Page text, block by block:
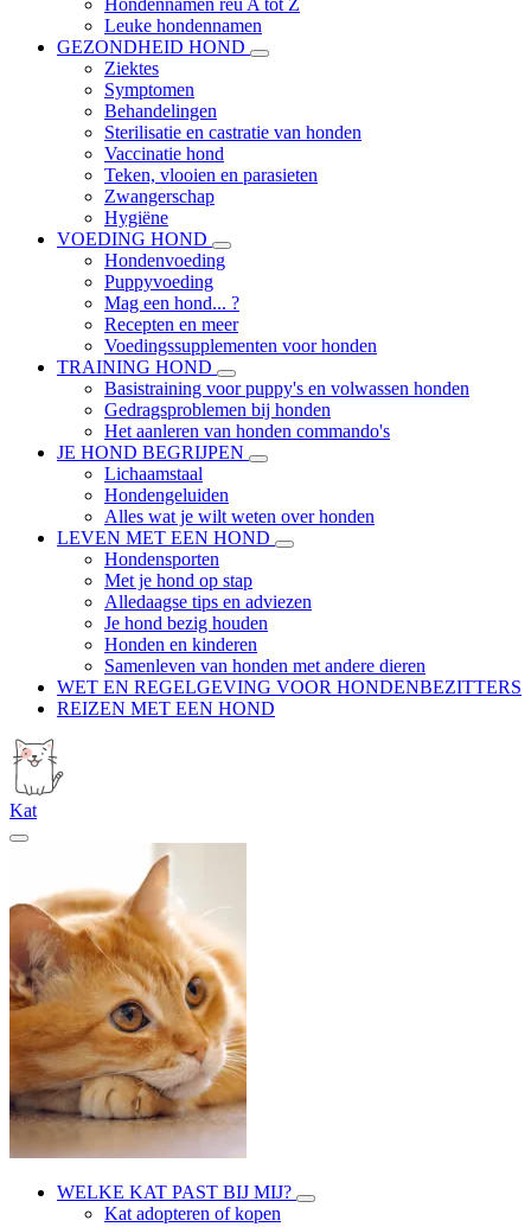
Hondennamen reu A tot Z
Leuke hondennamen
GEZONDHEID HOND
Ziektes
Symptomen
Behandelingen
Sterilisatie en castratie van honden
Vaccinatie hond
Teken, vlooien en parasieten
Zwangerschap
Hygiëne
VOEDING HOND
Hondenvoeding
Puppyvoeding
Mag een hond... ?
Recepten en meer
Voedingssupplementen voor honden
TRAINING HOND
Basistraining voor puppy's en volwassen honden
Gedragsproblemen bij honden
Het aanleren van honden commando's
JE HOND BEGRIJPEN
Lichaamstaal
Hondengeluiden
Alles wat je wilt weten over honden
LEVEN MET EEN HOND
Hondensporten
Met je hond op stap
Alledaagse tips en adviezen
Je hond bezig houden
Honden en kinderen
Samenleven van honden met andere dieren
WET EN REGELGEVING VOOR HONDENBEZITTERS
REIZEN MET EEN HOND
Kat
WELKE KAT PAST BIJ MIJ?
Kat adopteren of kopen